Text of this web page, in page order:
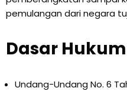
pemulangan dari negara
Dasar Hukum
Undang-Undang No. 6